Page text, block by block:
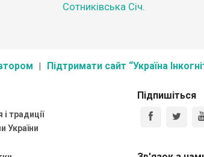
Сотниківська Січ.
Підтримати сайт “Україна
і традиції
України
Підпишіться